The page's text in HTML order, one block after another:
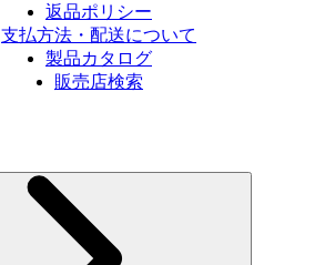
返品ポリシー
支払方法・配送について
製品カタログ
販売店検索